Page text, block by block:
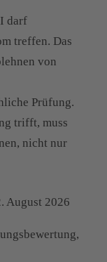
darf
treffen. Das
von
Prüfung.
trifft, muss
nicht nur
August 2026